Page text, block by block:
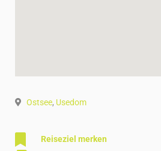
Ostsee, Usedom
Reiseziel merken